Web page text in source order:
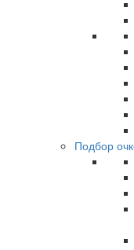
Подбор